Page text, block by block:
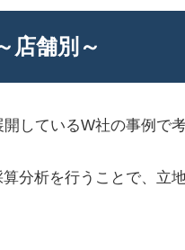
店舗別～
しているW社の事例で
分析を行うことで、立